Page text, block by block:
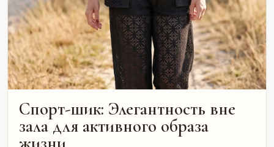
Спорт-шик: Элегантность вне
зала для активного образа